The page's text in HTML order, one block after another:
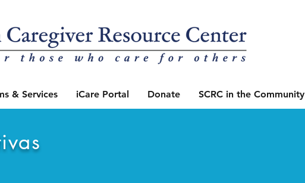
& Services iCare Portal Donate SCRC in the Community